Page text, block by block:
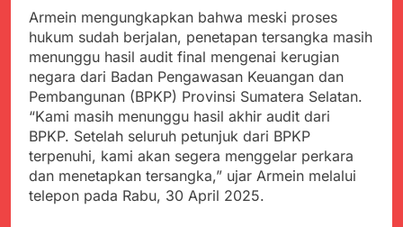
Sekolah
Selisih APBD Tahun
2023 Kab.Sukabumi
Sebesar Rp 31 Miliar
Juli 16, 2024
Data Ganda Capai 6
Juta, BGN Benahi Basis
Penerima Program
Makan Bergizi Gratis
Agustus 6, 2026
Zulhas Pastikan SPPG
di Wilayah 3T Tuntas
Pekan Ini, Integrasi
Data MBG Hampir
Rampung
Agustus 6, 2026
Bobby Maulana Pastikan
Kawasan Kuliner Ahmad
Armein mengungkapkan bahwa meski proses
hukum sudah berjalan, penetapan tersangka masih
menunggu hasil audit final mengenai kerugian
negara dari Badan Pengawasan Keuangan dan
Pembangunan (BPKP) Provinsi Sumatera Selatan.
“Kami masih menunggu hasil akhir audit dari
BPKP. Setelah seluruh petunjuk dari BPKP
terpenuhi, kami akan segera menggelar perkara
dan menetapkan tersangka,” ujar Armein melalui
telepon pada Rabu, 30 April 2025.